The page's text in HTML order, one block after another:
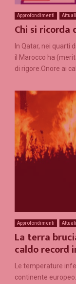
Approfondimenti
Chi si ricorda
In Qatar, nei quarti
il Marocco ha
di rigore.Onore ai
Approfondimenti
La terra
caldo record
Le temperature
continente